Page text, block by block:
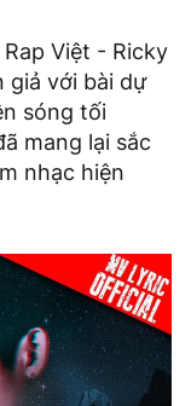
Việt - Ricky
giả với bài dự
sóng tối
mang lại sắc
nhạc hiện